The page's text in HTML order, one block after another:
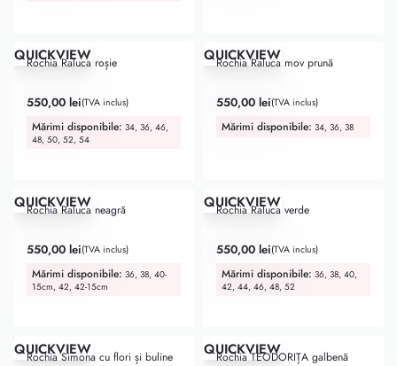
QUICKVIEW
Rochia Raluca roșie
Evaluat la 5.00din 5
550,00 lei(TVA inclus)
Mărimi disponibile: 34, 36, 46,
48, 50, 52, 54
QUICKVIEW
Rochia Raluca mov prună
Evaluat la 4.75din 5
550,00 lei(TVA inclus)
Mărimi disponibile: 34, 36, 38
QUICKVIEW
Rochia Raluca neagră
Evaluat la 5.00din 5
550,00 lei(TVA inclus)
Mărimi disponibile: 36, 38, 40-
15cm, 42, 42-15cm
QUICKVIEW
Rochia Raluca verde
Evaluat la 5.00din 5
550,00 lei(TVA inclus)
Mărimi disponibile: 36, 38, 40,
42, 44, 46, 48, 52
-30% OFF
QUICKVIEW
Rochia Simona cu flori și buline QUICKVIEW
Rochia TEODORIȚA galbenă